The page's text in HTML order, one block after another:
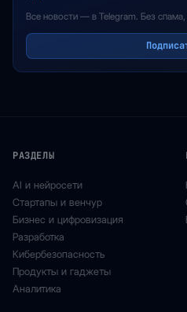
Все новости — в Telegram. Без спама,
РАЗДЕЛЫ
AI и нейросети
Стартапы и венчур
Бизнес и цифровизация
Разработка
Кибербезопасность
Продукты и гаджеты
Аналитика